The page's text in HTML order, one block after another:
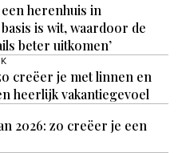
herenhuis in
is wit, waardoor de
beter uitkomen’
creëer je met linnen en
heerlijk vakantiegevoel
2026: zo creëer je een